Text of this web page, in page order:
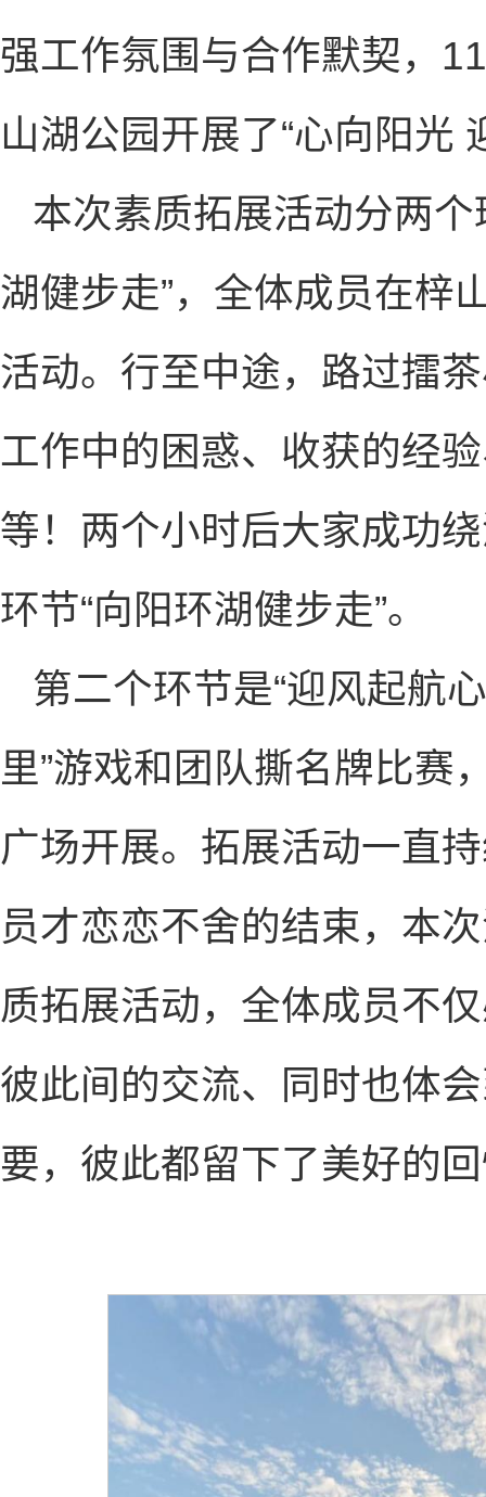
强工作氛围与合作默契，
山湖公园开展了“心向阳光
本次素质拓展活动分两
湖健步走”，全体成员在梓
活动。行至中途，路过擂
工作中的困惑、收获的经
等！两个小时后大家成功
环节“向阳环湖健步走”。
第二个环节是“迎风起航
里”游戏和团队撕名牌比赛
广场开展。拓展活动一直
员才恋恋不舍的结束，本
质拓展活动，全体成员不
彼此间的交流、同时也体
要，彼此都留下了美好的